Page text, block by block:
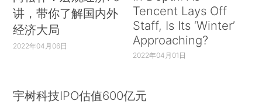
讲，带你了解国内外
经济大局
2022年04月06日
Tencent Lays Off
Staff, Is Its ‘Winter’
Approaching?
2022年04月01日
宇树科技IPO估值600亿元